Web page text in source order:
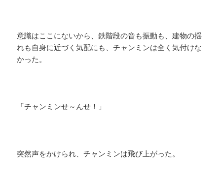
意識はここにないから、鉄階段の音も振動も、建物の揺
れも自身に近づく気配にも、チャンミンは全く気付けな
かった。
「チャンミンせ～んせ！」
突然声をかけられ、チャンミンは飛び上がった。